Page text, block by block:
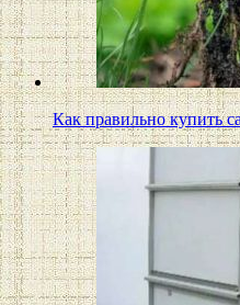
Как правильно купить